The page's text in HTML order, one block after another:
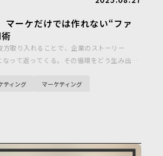
マーケだけでは作れない“ファ
取り入れることで、企業のストーリー
って返ってくる。その循環をどう生み出す
と実践のヒントを伺いました。
ティング マーケティング